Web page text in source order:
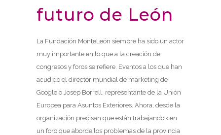
futuro de León
La Fundación MonteLeón siempre ha sido un actor
muy importante en lo que a la creación de
congresos y foros se refiere. Eventos a los que han
acudido el director mundial de marketing de
Google o Josep Borrell, representante de la Unión
Europea para Asuntos Exteriores. Ahora, desde la
organización precisan que están trabajando «en
un foro que aborde los problemas de la provincia